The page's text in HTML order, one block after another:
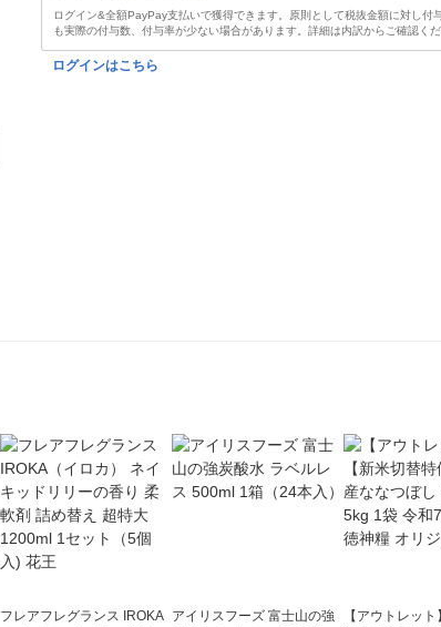
ログイン&全額PayPay支払いで獲得できます。原則として税抜金額に対し付
も実際の付与数、付与率が少ない場合があります。詳細は内訳からご確認くだ
ログインはこちら
フレアフレグランス IROKA アイリスフーズ 富士山の強
【アウトレッ